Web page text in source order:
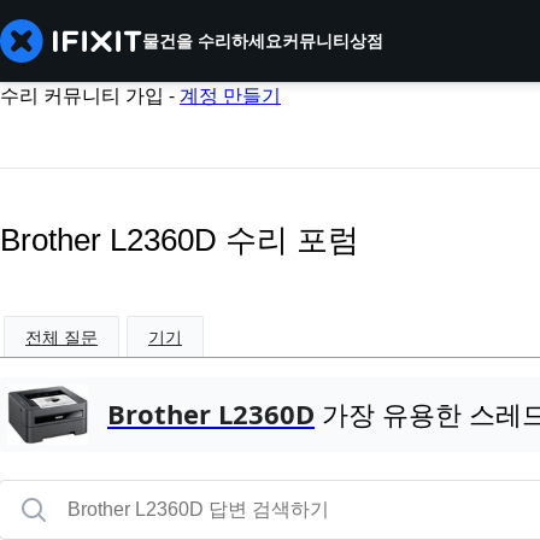
물건을 수리하세요커뮤니티상점
수리 커뮤니티 가입 -계정 만들기
Brother L2360D 수리 포럼
전체 질문 기기
Brother L2360D 가장 유용한 스레